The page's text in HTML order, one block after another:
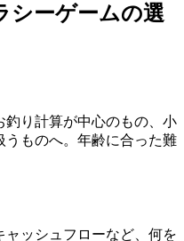
シーゲームの選
釣り計算が中心のもの、小
ものへ。年齢に合った難
ッシュフローなど、何を